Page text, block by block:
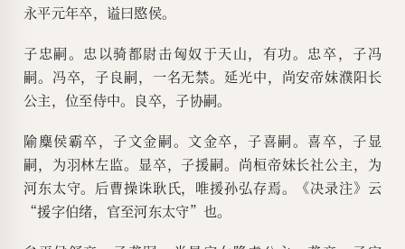
永平元年卒，谥曰愍侯。
子忠嗣。忠以骑都尉击匈奴于天山，有功。忠卒，子冯
嗣。冯卒，子良嗣，一名无禁。延光中，尚安帝妹濮阳长
公主，位至侍中。良卒，子协嗣。
隃麋侯霸卒，子文金嗣。文金卒，子喜嗣。喜卒，子显
嗣，为羽林左监。显卒，子援嗣。尚桓帝妹长社公主，为
河东太守。后曹操诛耿氏，唯援孙弘存焉。《决录注》云
“援字伯绪，官至河东太守”也。